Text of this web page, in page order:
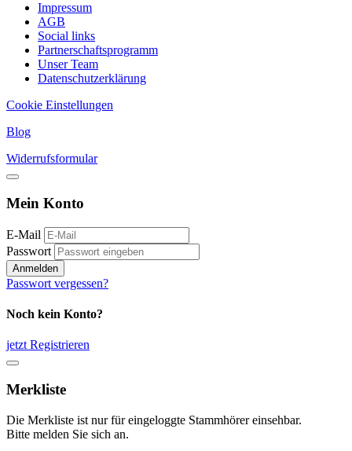
Impressum
AGB
Social links
Partnerschaftsprogramm
Unser Team
Datenschutzerklärung
Cookie Einstellungen
Blog
Widerrufsformular
Mein Konto
E-Mail
Passwort
Anmelden
Passwort vergessen?
Noch kein Konto?
jetzt Registrieren
Merkliste
Die Merkliste ist nur für eingeloggte Stammhörer einsehbar.
Bitte melden Sie sich an.